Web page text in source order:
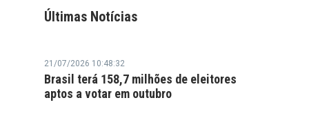
Últimas Notícias
21/07/2026 10:48:32
Brasil terá 158,7 milhões de eleitores
aptos a votar em outubro